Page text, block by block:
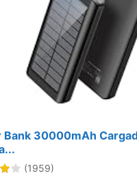
Bank 30000mAh
(1959)